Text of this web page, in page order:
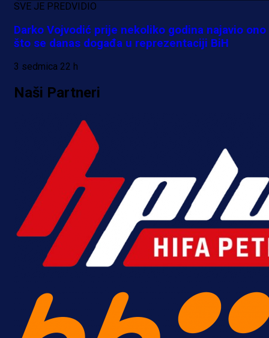
SVE JE PREDVIDIO
Darko Vojvodić prije nekoliko godina najavio ono
što se danas događa u reprezentaciji BiH
3 sedmica 22 h
Naši Partneri